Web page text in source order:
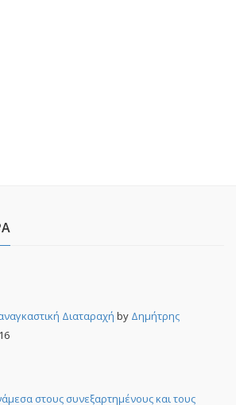
Διαταραχή by Δημήτρης
στους συνεξαρτημένους και τους